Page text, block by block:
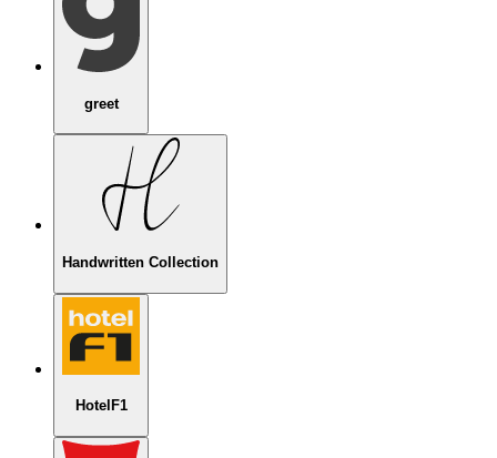
greet
Handwritten Collection
HotelF1